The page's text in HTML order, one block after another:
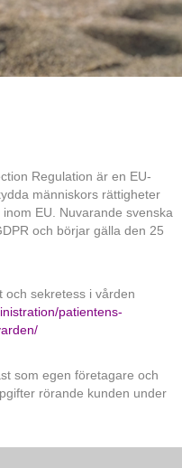
Regulation är en EU-
människors rättigheter
EU. Nuvarande svenska
och börjar gälla den 25
och sekretess i vården
patientens-
som egen företagare och
rörande kunden under